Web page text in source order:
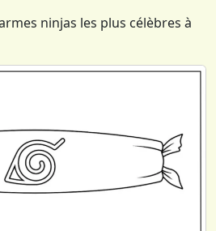
ninjas les plus célèbres à